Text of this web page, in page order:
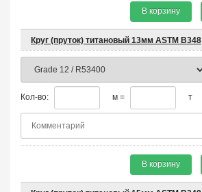
В корзину
Круг (пруток) титановый 13мм ASTM B348
Кол-во: м = т
В корзину